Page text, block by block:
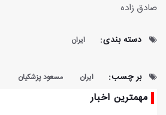
صادق زاده
دسته بندی: ایران
بر چسب: ایران مسعود پزشکیان
مهمترین اخبار